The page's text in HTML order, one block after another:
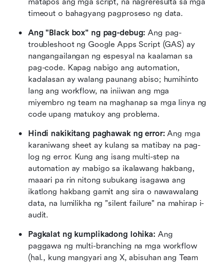
timeout o bahagyang pagproseso ng data.
Ang "Black box" ng pag-debug: Ang pag-
troubleshoot ng Google Apps Script (GAS) ay
nangangailangan ng espesyal na kaalaman sa
pag-code. Kapag nabigo ang automation,
kadalasan ay walang paunang abiso; humihinto
lang ang workflow, na iniiwan ang mga
miyembro ng team na maghanap sa mga linya ng
code upang matukoy ang problema.
Hindi nakikitang paghawak ng error: Ang mga
karaniwang sheet ay kulang sa matibay na pag-
log ng error. Kung ang isang multi-step na
automation ay mabigo sa ikalawang hakbang,
maaari pa rin nitong subukang isagawa ang
ikatlong hakbang gamit ang sira o nawawalang
data, na lumilikha ng "silent failure" na mahirap i-
audit.
Pagkalat ng kumplikadong lohika: Ang
paggawa ng multi-branching na mga workflow
(hal., kung mangyari ang X, abisuhan ang Team